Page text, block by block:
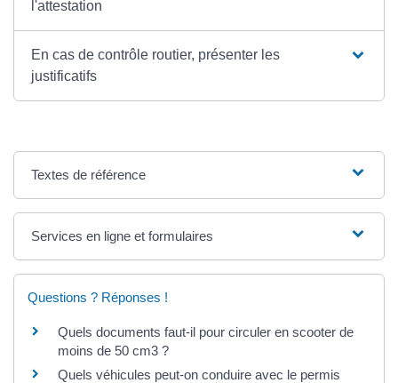
l'attestation
En cas de contrôle routier, présenter les
justificatifs
Textes de référence
Services en ligne et formulaires
Questions ? Réponses !
Quels documents faut-il pour circuler en scooter de
moins de 50 cm3 ?
Quels véhicules peut-on conduire avec le permis